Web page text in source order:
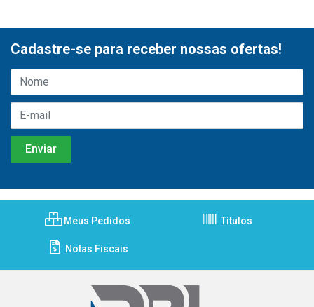
Cadastre-se para receber nossas ofertas!
Meus Pedidos Títulos
Notas Fiscais